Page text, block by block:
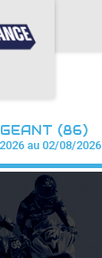
(86)
au 02/08/2026